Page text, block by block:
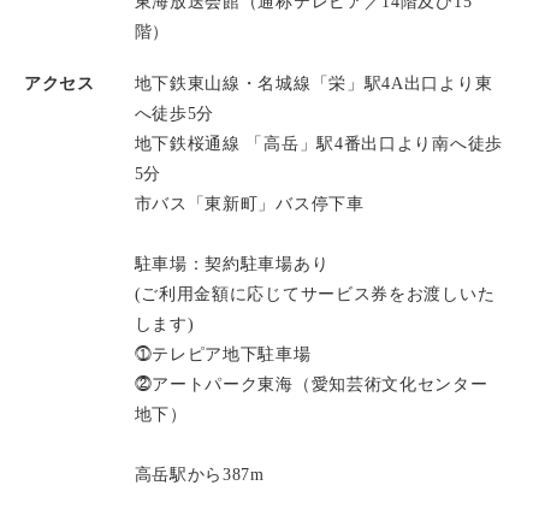
階）
アクセス
地下鉄東山線・名城線「栄」駅4A出口より東
へ徒歩5分
地下鉄桜通線 「高岳」駅4番出口より南へ徒歩
5分
市バス「東新町」バス停下車
駐車場：契約駐車場あり
(ご利用金額に応じてサービス券をお渡しいた
します)
⓵テレピア地下駐車場
⓶アートパーク東海（愛知芸術文化センター
地下）
高岳駅から387m